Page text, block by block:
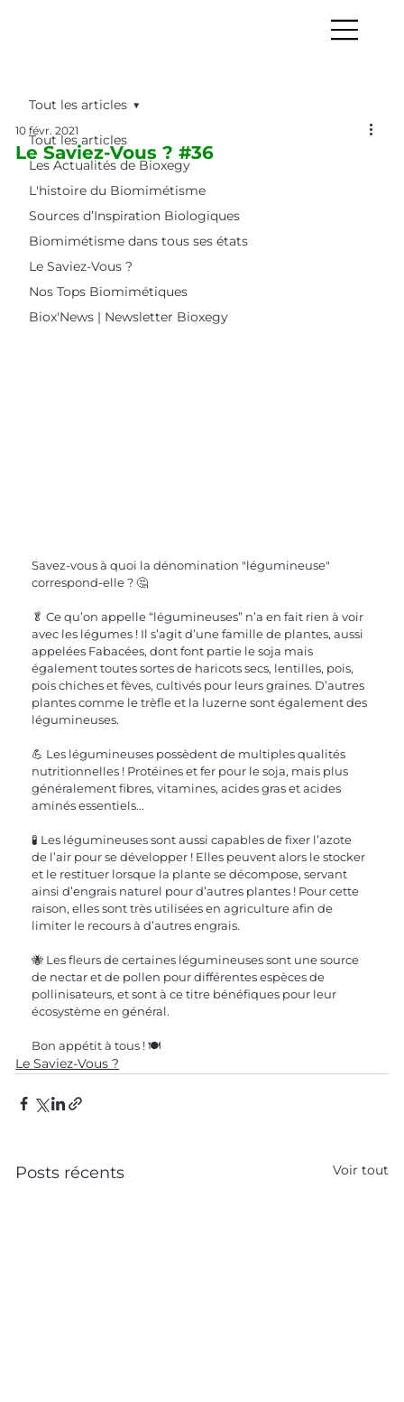
Tout les articles
Les Actualités de Bioxegy
L'histoire du Biomimétisme
Sources d’Inspiration Biologiques
Biomimétisme dans tous ses états
Le Saviez-Vous ?
Nos Tops Biomimétiques
Biox'News | Newsletter Bioxegy
Tout les articles
Le Saviez-Vous ? #36
10 févr. 2021
Savez-vous à quoi la dénomination "légumineuse"
correspond-elle ? 🤔
🥬 Ce qu’on appelle “légumineuses” n’a en fait rien à voir
avec les légumes ! Il s’agit d’une famille de plantes, aussi
appelées Fabacées, dont font partie le soja mais
également toutes sortes de haricots secs, lentilles, pois,
pois chiches et fèves, cultivés pour leurs graines. D’autres
plantes comme le trèfle et la luzerne sont également des
légumineuses.
💪 Les légumineuses possèdent de multiples qualités
nutritionnelles ! Protéines et fer pour le soja, mais plus
généralement fibres, vitamines, acides gras et acides
aminés essentiels...
🧪 Les légumineuses sont aussi capables de fixer l’azote
de l’air pour se développer ! Elles peuvent alors le stocker
et le restituer lorsque la plante se décompose, servant
ainsi d’engrais naturel pour d’autres plantes ! Pour cette
raison, elles sont très utilisées en agriculture afin de
limiter le recours à d’autres engrais.
🐝 Les fleurs de certaines légumineuses sont une source
de nectar et de pollen pour différentes espèces de
pollinisateurs, et sont à ce titre bénéfiques pour leur
écosystème en général.
Bon appétit à tous ! 🍽
Le Saviez-Vous ?
Posts récents Voir tout